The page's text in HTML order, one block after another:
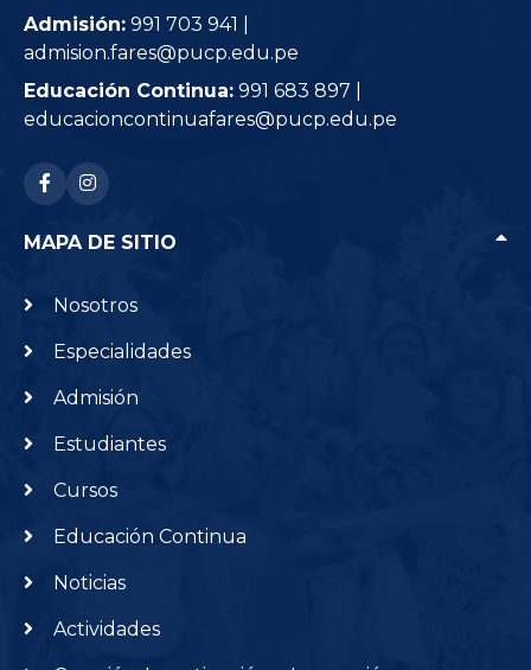
Admisión: 991 703 941 |
admision.fares@pucp.edu.pe
Educación Continua: 991 683 897 |
educacioncontinuafares@pucp.edu.pe
RRSS: facebook-f
RRSS: instagram
MAPA DE SITIO
Nosotros
Especialidades
Admisión
Estudiantes
Cursos
Educación Continua
Noticias
Actividades